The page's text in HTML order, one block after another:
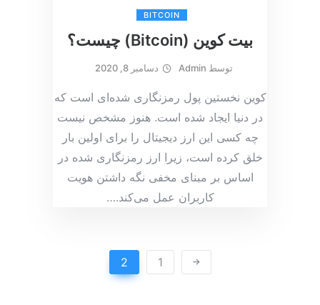
BITCOIN
بیت کوین (Bitcoin) چیست؟
توسط Admin دسامبر 8, 2020
کوین نخستین پول رمزنگاری شده‌ای است که
در دنیا ایجاد شده است. هنوز مشخص نیست
چه کسی این ارز دیجیتال را برای اولین بار
خلق کرده است، زیرا ارز رمزنگاری شده در
اساس بر مبنای مخفی نگه داشتن هویت
کاربران عمل می‌کند.…
1
2